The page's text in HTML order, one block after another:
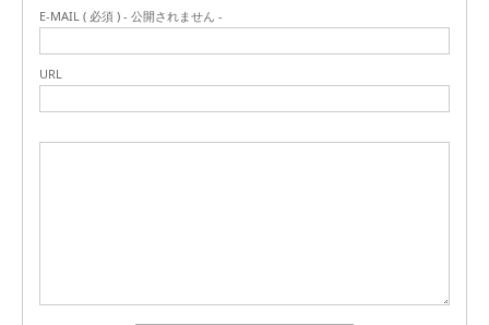
E-MAIL ( 必須 ) - 公開されません -
URL